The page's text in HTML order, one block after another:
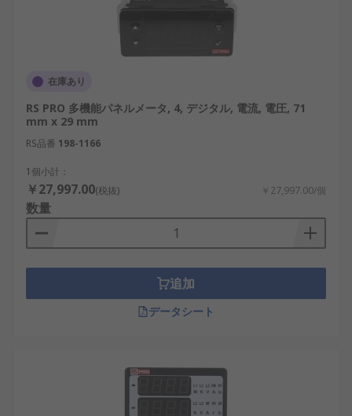
在庫あり
RS PRO 多機能パネルメータ, 4, デジタル, 電流, 電圧, 71
mm x 29 mm
RS品番 198-1166
1個小計：
￥27,997.00(税抜) ￥27,997.00/個
数量
追加
データシート